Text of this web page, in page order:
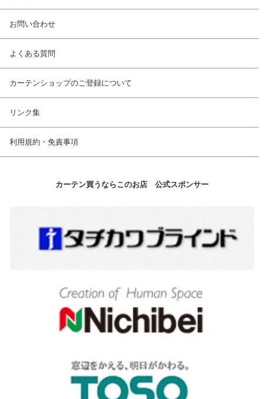
お問い合わせ
よくある質問
カーテンショップのご登録について
リンク集
利用規約・免責事項
カーテン買うならこのお店 公式スポンサー